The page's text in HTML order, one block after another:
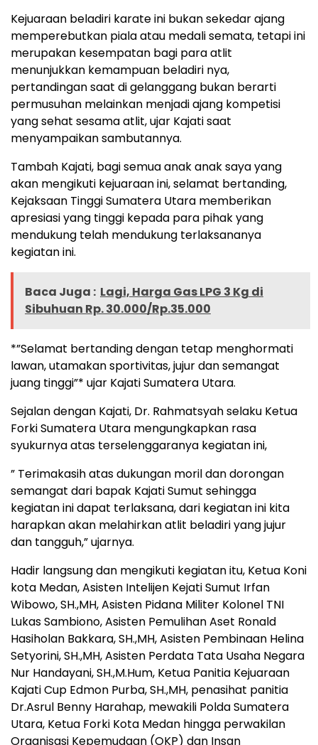
Kejuaraan beladiri karate ini bukan sekedar ajang
memperebutkan piala atau medali semata, tetapi ini
merupakan kesempatan bagi para atlit
menunjukkan kemampuan beladiri nya,
pertandingan saat di gelanggang bukan berarti
permusuhan melainkan menjadi ajang kompetisi
yang sehat sesama atlit, ujar Kajati saat
menyampaikan sambutannya.
Tambah Kajati, bagi semua anak anak saya yang
akan mengikuti kejuaraan ini, selamat bertanding,
Kejaksaan Tinggi Sumatera Utara memberikan
apresiasi yang tinggi kepada para pihak yang
mendukung telah mendukung terlaksananya
kegiatan ini.
Baca Juga : Lagi, Harga Gas LPG 3 Kg di
Sibuhuan Rp. 30.000/Rp.35.000
*”Selamat bertanding dengan tetap menghormati
lawan, utamakan sportivitas, jujur dan semangat
juang tinggi”* ujar Kajati Sumatera Utara.
Sejalan dengan Kajati, Dr. Rahmatsyah selaku Ketua
Forki Sumatera Utara mengungkapkan rasa
syukurnya atas terselenggaranya kegiatan ini,
” Terimakasih atas dukungan moril dan dorongan
semangat dari bapak Kajati Sumut sehingga
kegiatan ini dapat terlaksana, dari kegiatan ini kita
harapkan akan melahirkan atlit beladiri yang jujur
dan tangguh,” ujarnya.
Hadir langsung dan mengikuti kegiatan itu, Ketua Koni
kota Medan, Asisten Intelijen Kejati Sumut Irfan
Wibowo, SH.,MH, Asisten Pidana Militer Kolonel TNI
Lukas Sambiono, Asisten Pemulihan Aset Ronald
Hasiholan Bakkara, SH.,MH, Asisten Pembinaan Helina
Setyorini, SH.,MH, Asisten Perdata Tata Usaha Negara
Nur Handayani, SH.,M.Hum, Ketua Panitia Kejuaraan
Kajati Cup Edmon Purba, SH.,MH, penasihat panitia
Dr.Asrul Benny Harahap, mewakili Polda Sumatera
Utara, Ketua Forki Kota Medan hingga perwakilan
Organisasi Kepemudaan (OKP) dan Insan